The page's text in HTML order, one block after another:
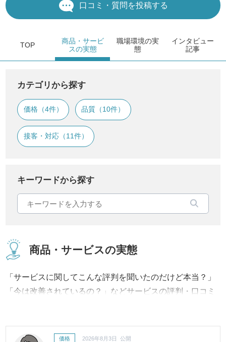
口コミ・質問を投稿する
TOP
商品・サービ
スの実態
職場環境の実
態
インタビュー
記事
カテゴリから探す
価格（4件） 品質（10件）
接客・対応（11件）
キーワードから探す
商品・サービスの実態
「サービスに関してこんな評判を聞いたのだけど本当？」
「今は改善されているの？」などサービスの評判・口コミ
価格 2026年8月3日 公開